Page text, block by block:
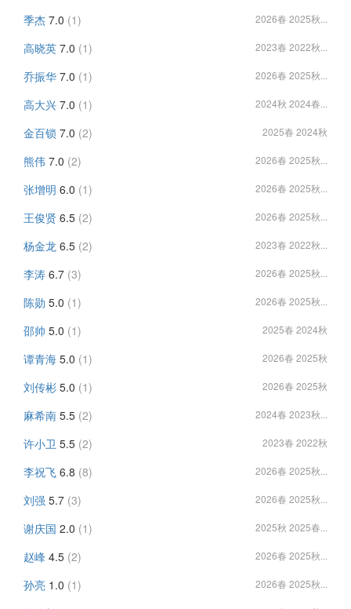
季杰 7.0 (1) 2026春 2025秋...
高晓英 7.0 (1) 2023春 2022秋...
乔振华 7.0 (1) 2026春 2025秋...
高大兴 7.0 (1) 2024秋 2024春...
金百锁 7.0 (2) 2025春 2024秋
熊伟 7.0 (2) 2026春 2025秋...
张增明 6.0 (1) 2026春 2025秋...
王俊贤 6.5 (2) 2026春 2025秋...
杨金龙 6.5 (2) 2023春 2022秋...
李涛 6.7 (3) 2026春 2025秋...
陈勋 5.0 (1) 2026春 2025秋...
邵帅 5.0 (1) 2025春 2024秋
谭青海 5.0 (1) 2026春 2025秋
刘传彬 5.0 (1) 2026春 2025秋
麻希南 5.5 (2) 2024春 2023秋...
许小卫 5.5 (2) 2023春 2022秋
李祝飞 6.8 (8) 2026春 2025秋...
刘强 5.7 (3) 2026春 2025秋...
谢庆国 2.0 (1) 2025秋 2025春...
赵峰 4.5 (2) 2026春 2025秋...
孙亮 1.0 (1) 2026春 2025秋...